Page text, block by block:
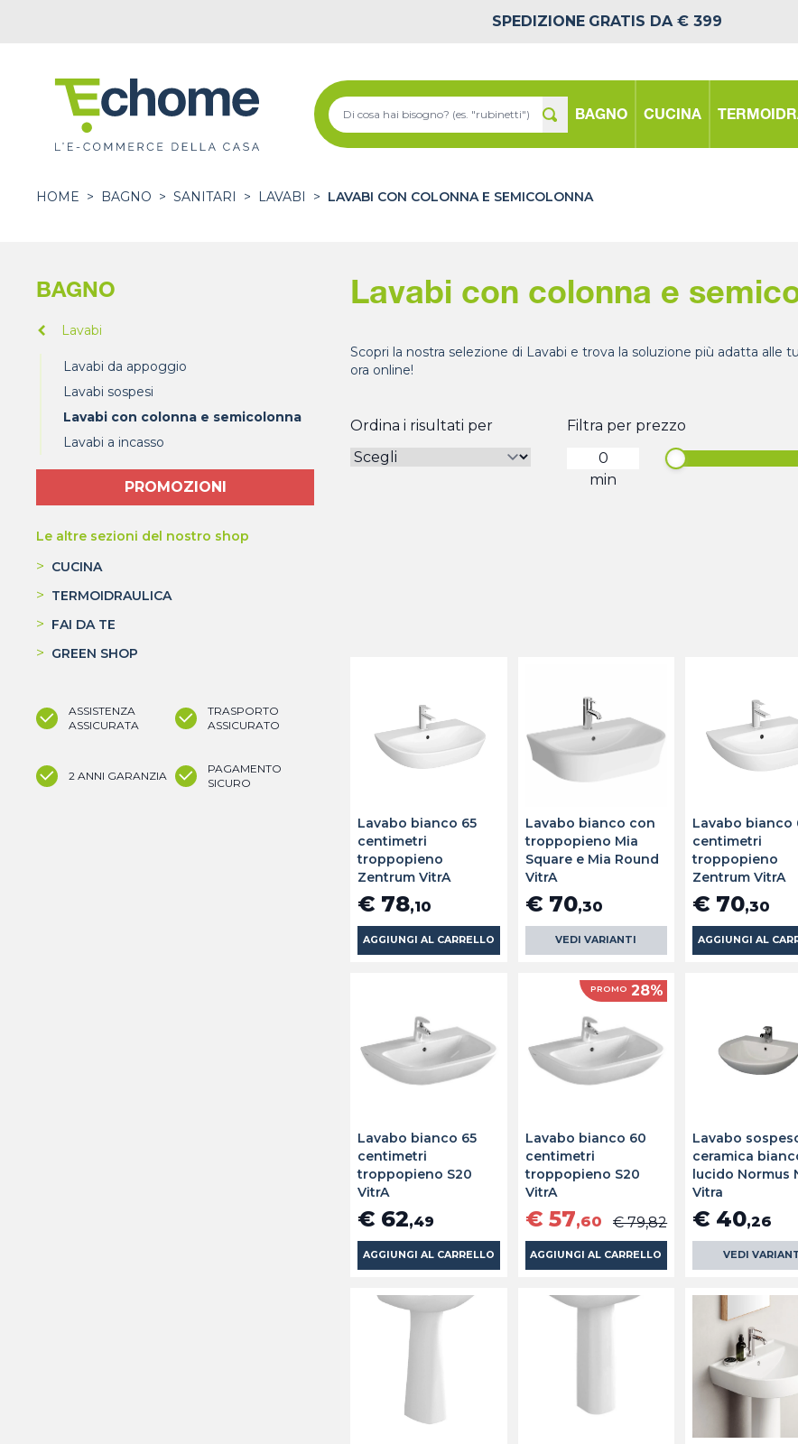
SPEDIZIONE GRATIS DA € 399
BAGNO CUCINA
HOME > BAGNO > SANITARI > LAVABI > LAVABI CON COLONNA E SEMICOLONNA
BAGNO
Lavabi
Lavabi da appoggio
Lavabi sospesi
Lavabi con colonna e semicolonna
Lavabi a incasso
PROMOZIONI
Le altre sezioni del nostro shop
> CUCINA
> TERMOIDRAULICA
> FAI DA TE
> GREEN SHOP
ASSISTENZA
ASSICURATA
TRASPORTO
ASSICURATO
2 ANNI GARANZIA
PAGAMENTO
SICURO
Lavabi con colonna e
Scopri la nostra selezione di Lavabi e trova la soluzione più adatta alle
ora online!
Ordina i risultati per Filtra per prezzo
min
Lavabo bianco 65
centimetri
troppopieno
Zentrum VitrA
€ 78,10
AGGIUNGI AL CARRELLO
Lavabo bianco con
troppopieno Mia
Square e Mia Round
VitrA
€ 70,30
VEDI VARIANTI
Lavabo bianco
centimetri
troppopieno
Zentrum VitrA
€ 70,30
AGGIUNGI AL
Lavabo bianco 65
centimetri
troppopieno S20
VitrA
€ 62,49
AGGIUNGI AL CARRELLO
PROMO 28%
Lavabo bianco 60
centimetri
troppopieno S20
VitrA
€ 57,60 € 79,82
AGGIUNGI AL CARRELLO
Lavabo
ceramica
lucido Normus
Vitra
€ 40,26
VEDI